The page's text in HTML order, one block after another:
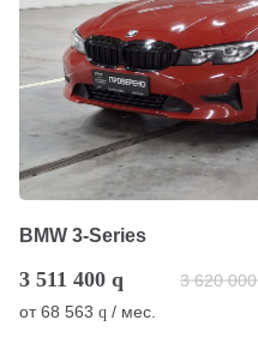
BMW 3-Series
3 511 400 q 3 620 000
от68 563 q / мес.